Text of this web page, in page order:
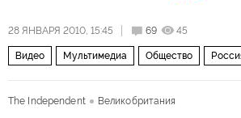
28 ЯНВАРЯ 2010, 15:45 69 45
Видео Мультимедиа Общество
The Independent
Великобритания